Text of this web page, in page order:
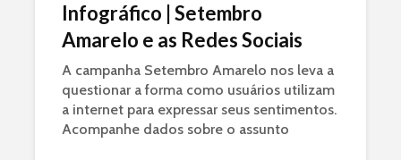
Infográfico | Setembro
Amarelo e as Redes Sociais
A campanha Setembro Amarelo nos leva a
questionar a forma como usuários utilizam
a internet para expressar seus sentimentos.
Acompanhe dados sobre o assunto